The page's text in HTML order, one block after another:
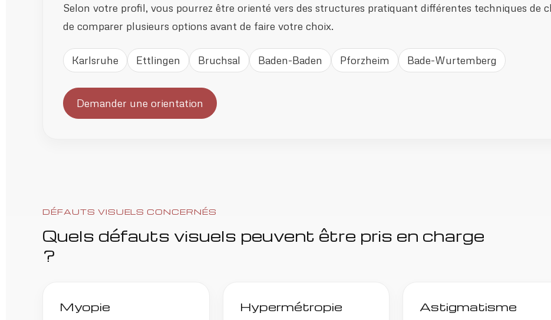
Selon votre profil, vous pourrez être orienté vers des structures pratiquant différentes techniques de
de comparer plusieurs options avant de faire votre choix.
Karlsruhe Ettlingen Bruchsal Baden-Baden Pforzheim Bade-Wurtemberg
Demander une orientation
DÉFAUTS VISUELS CONCERNÉS
Quels défauts visuels peuvent être pris en charge
?
Myopie Hypermétropie Astigmatisme